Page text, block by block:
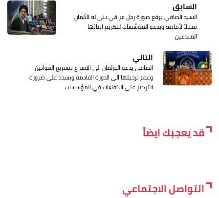
السابق
السيد الصافي يرفع صورة رجل عراقي بنى له الألمان
تمثالاً لأمانته ويدعو المؤسَّسات لتكريم ابنائها
المبدعين
التالي
الصافي يدعو البرلمان الى الإسراع بتشريع القوانين
وعدم ترحيلها الى الدورة القادمة ويشدد على ضرورة
التركيز على الكفاءات في المؤسسات
قد يعجبك ايضاً
التواصل الاجتماعي